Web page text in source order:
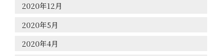
2020年12月
2020年5月
2020年4月